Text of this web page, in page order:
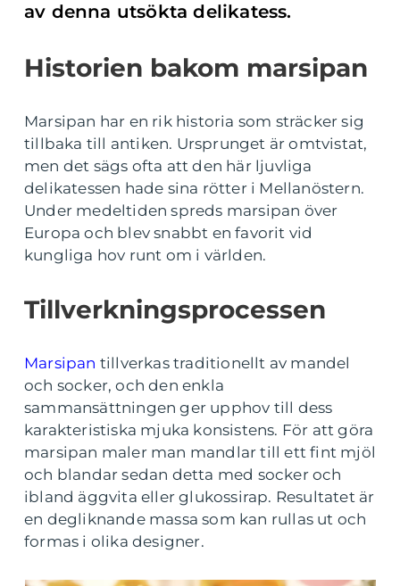
av denna utsökta delikatess.
Historien bakom marsipan
Marsipan har en rik historia som sträcker sig
tillbaka till antiken. Ursprunget är omtvistat,
men det sägs ofta att den här ljuvliga
delikatessen hade sina rötter i Mellanöstern.
Under medeltiden spreds marsipan över
Europa och blev snabbt en favorit vid
kungliga hov runt om i världen.
Tillverkningsprocessen
Marsipan tillverkas traditionellt av mandel
och socker, och den enkla
sammansättningen ger upphov till dess
karakteristiska mjuka konsistens. För att göra
marsipan maler man mandlar till ett fint mjöl
och blandar sedan detta med socker och
ibland äggvita eller glukossirap. Resultatet är
en degliknande massa som kan rullas ut och
formas i olika designer.